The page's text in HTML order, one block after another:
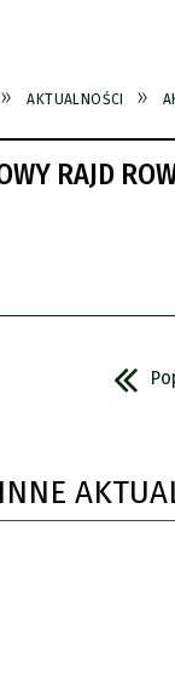
AKTUALNOŚCI
RAJD